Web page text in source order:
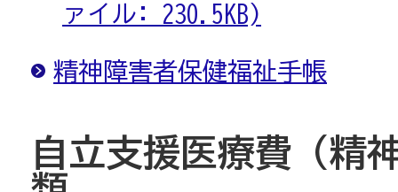
ァイル: 230.5KB)
精神障害者保健福祉手帳
自立支援医療費（精